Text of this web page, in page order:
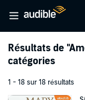
Résultats de
catégories
1 - 18 sur 18 résultats